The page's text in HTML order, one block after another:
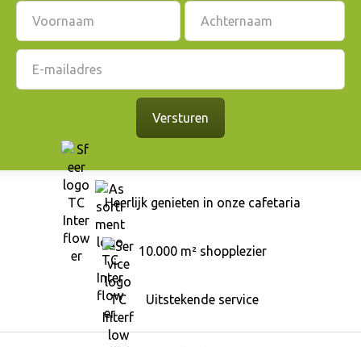
Heerlijk genieten in onze cafetaria
10.000 m² shopplezier
Uitstekende service